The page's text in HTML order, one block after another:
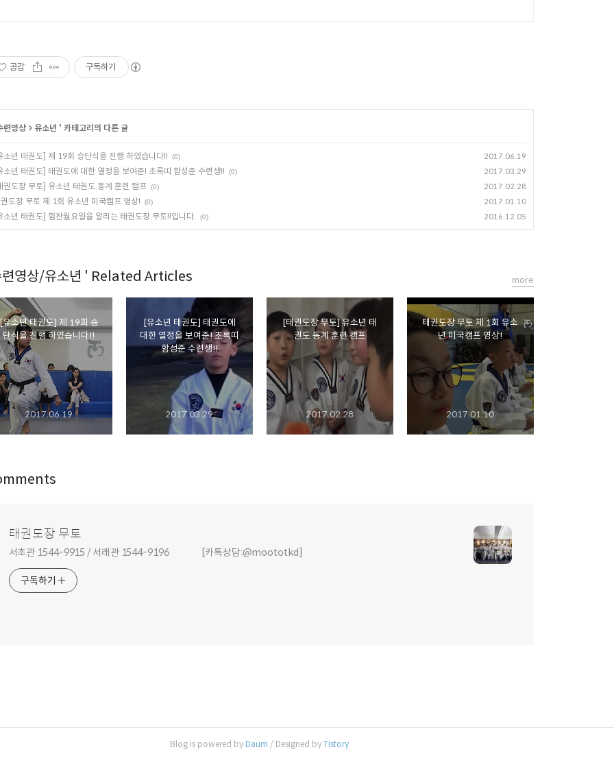
공감 구독하기
련영상> 유소년 ' 카테고리의 다른 글
소년 태권도] 제 19회 승단식을 진행 하였습니다!! (0) 2017.06.19
소년 태권도] 태권도에 대한 열정을 보여준! 초록띠 함성준 수련생!! (0) 2017.03.29
권도장 무토] 유소년 태권도 동계 훈련 캠프 (0) 2017.02.28
도장 무토 제 1회 유소년 미국캠프 영상! (0) 2017.01.10
소년 태권도] 힘찬월요일을 알리는 태권도장 무토!!입니다. (0) 2016.12.05
영상/유소년 ' Related Articles
소년 태권도] 제 19회 승
단식을 진행 하였습니다!!
2017.06.19
[유소년 태권도] 태권도에
대한 열정을 보여준! 초록띠
함성준 수련생!!
2017.03.29
[태권도장 무토] 유소년 태
권도 동계 훈련 캠프
2017.02.28
태권도장 무토 제 1회 유소
년 미국캠프 영상!
2017.01.10
more
태권도장 무토
서초관 1544-9915 / 서래관 1544-9196 [카톡상담:@moototkd]
구독하기
Blog is powered by Daum / Designed byTistory